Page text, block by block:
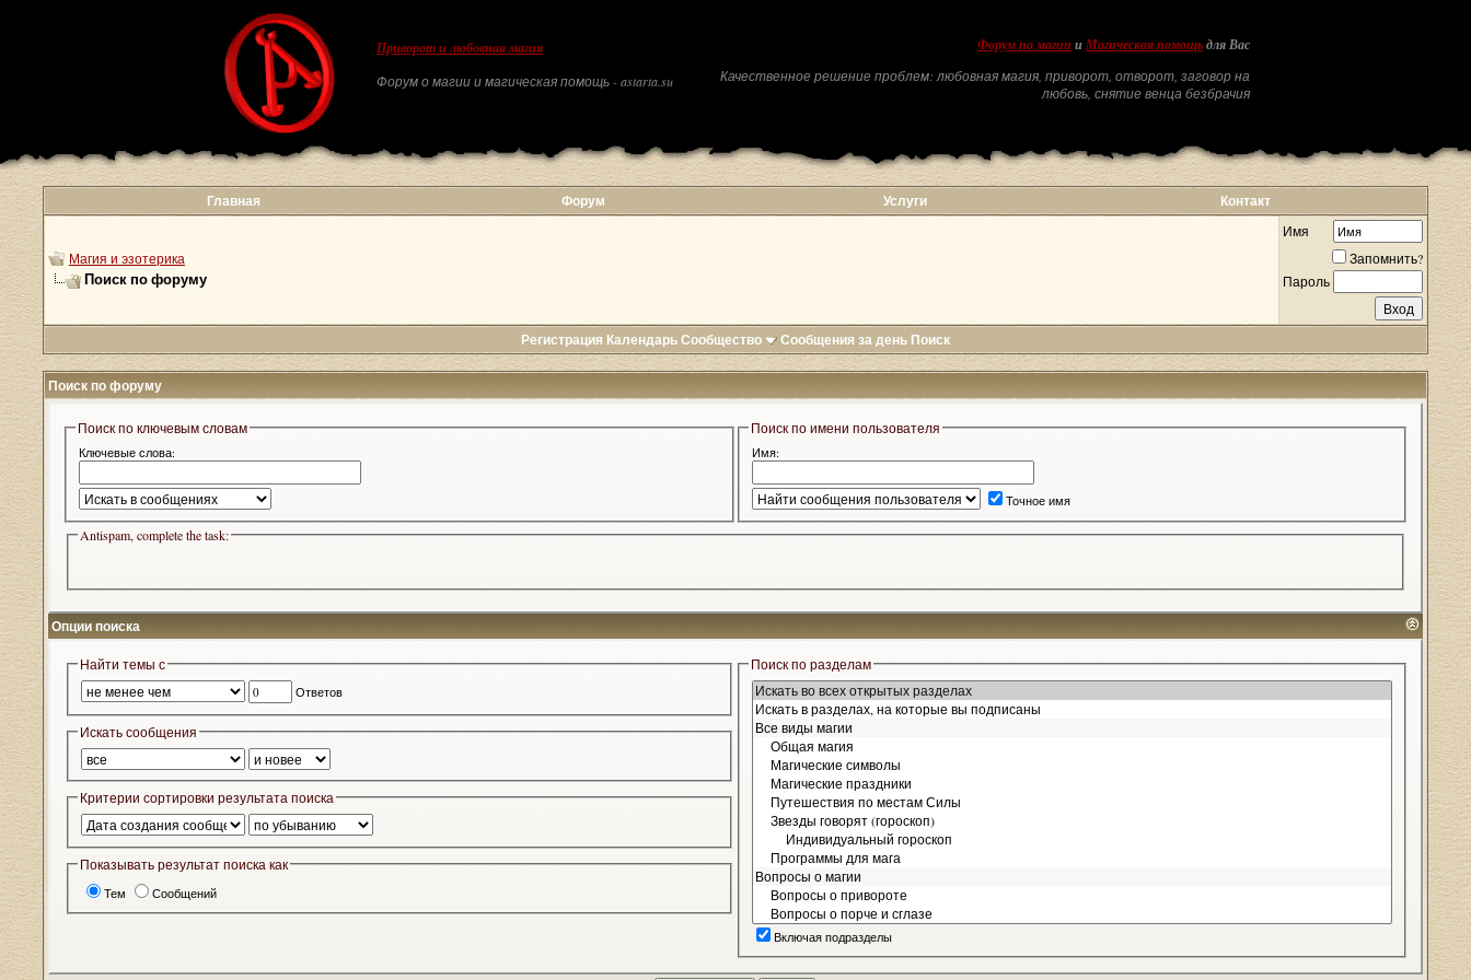
Приворот и любовная магия
Форум о магии и магическая помощь - astarta.su
Форум по магии и Магическая помощь для Вас
Качественное решение проблем: любовная магия, приворот, отворот, заговор на
любовь, снятие венца безбрачия
Главная Форум Услуги Контакт
Магия и эзотерика
Поиск по форуму
Имя
Запомнить?
Пароль
Регистрация КалендарьСообщество Сообщения за день Поиск
Поиск по форуму
Поиск по ключевым словам
Ключевые слова:
Поиск по имени пользователя
Имя:
Точное имя
Antispam, complete the task:
Опции поиска
Найти темы с
Ответов
Искать сообщения
Критерии сортировки результата поиска
Показывать результат поиска как
Тем Сообщений
Поиск по разделам
Включая подразделы